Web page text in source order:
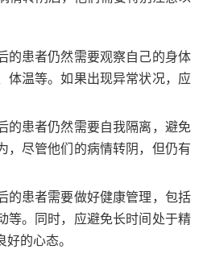
的患者仍然需要观察自己的身体
体温等。如果出现异常状况，应
的患者仍然需要自我隔离，避免
，尽管他们的病情转阴，但仍有
的患者需要做好健康管理，包括
等。同时，应避免长时间处于精
的心态。